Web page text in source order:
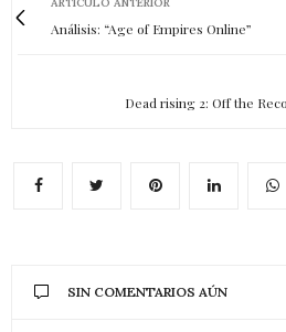
Análisis: “Age of Empires Online”
Dead rising 2: Off the
SIN COMENTARIOS AÚN